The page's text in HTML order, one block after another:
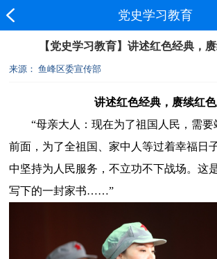
党史学习教育
【党史学习教育】讲述红色经典，
来源： 鱼峰区委宣传部
讲述红色经典，赓续红
“母亲大人：现在为了祖国人民，需
前面，为了全祖国、家中人等过着幸福日
中坚持为人民服务，不立功不下战场。这
写下的一封家书……”